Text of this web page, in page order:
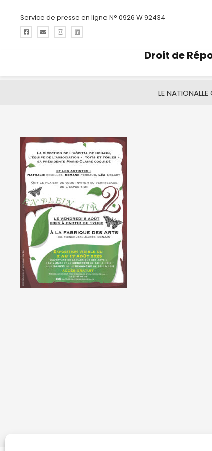
Service de presse en ligne N° 0926 W 92434
Droit de
LE NATIONALLE